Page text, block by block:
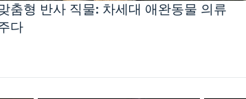
춤형 반사 직물: 차세대 애완동물 의류
다